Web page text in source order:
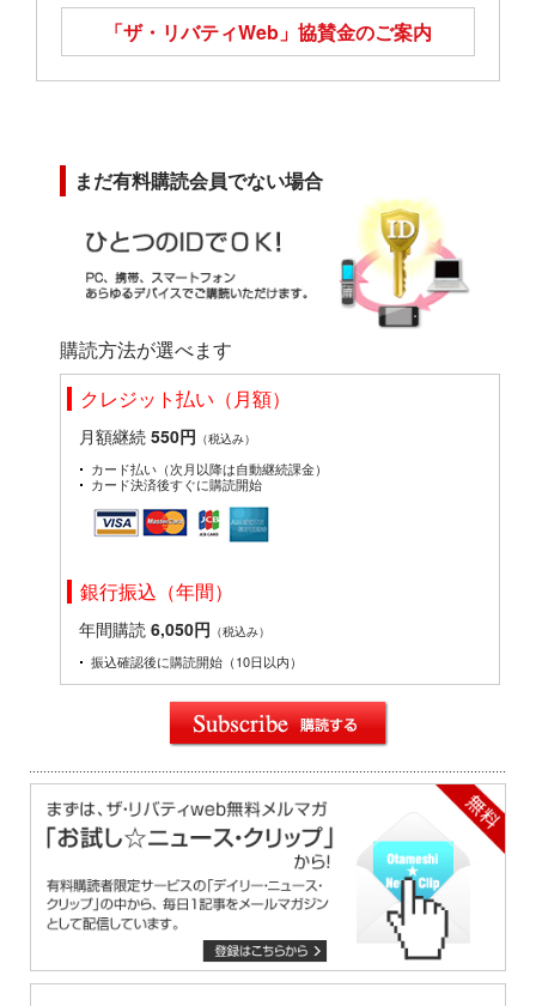
「ザ・リバティWeb」 協賛金のご案内
まだ有料購読会員でない場合
購読方法が選べます
クレジット払い（月額）
月額継続 550円 （税込み）
カード払い（次月以降は自動継続課金）
カード決済後すぐに購読開始
銀行振込（年間）
年間購読 6,050円 （税込み）
振込確認後に購読開始（10日以内）